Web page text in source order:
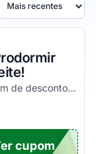
por
Quando a Prodormir disponibilizar um cupom de desconto você poderá encontrá-lo aqui!
TICO
cupom